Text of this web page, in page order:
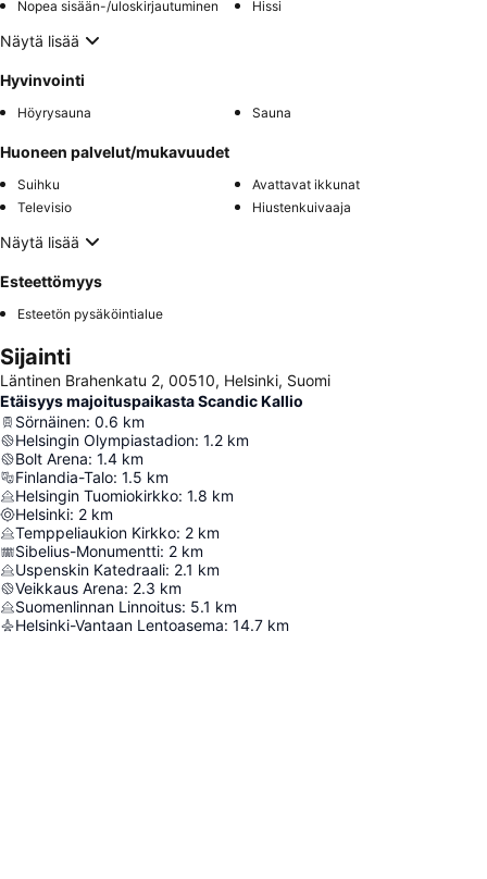
Nopea sisään-/uloskirjautuminen Hissi
Näytä lisää
Hyvinvointi
Höyrysauna Sauna
Huoneen palvelut/mukavuudet
Suihku
Avattavat ikkunat
Televisio
Hiustenkuivaaja
Näytä lisää
Esteettömyys
Esteetön pysäköintialue
Sijainti
Läntinen Brahenkatu 2, 00510, Helsinki, Suomi
Etäisyys majoituspaikasta Scandic Kallio
Sörnäinen: 0.6 km
Helsingin Olympiastadion: 1.2 km
Bolt Arena: 1.4 km
Finlandia-Talo: 1.5 km
Helsingin Tuomiokirkko: 1.8 km
Helsinki: 2 km
Temppeliaukion Kirkko: 2 km
Sibelius-Monumentti: 2 km
Uspenskin Katedraali: 2.1 km
Veikkaus Arena: 2.3 km
Suomenlinnan Linnoitus: 5.1 km
Helsinki-Vantaan Lentoasema: 14.7 km